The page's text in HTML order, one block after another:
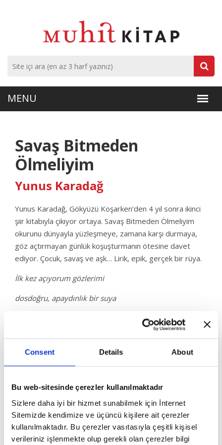
Consent Details About
Bu web-sitesinde çerezler kullanılmaktadır
Sizlere daha iyi bir hizmet sunabilmek için İnternet
Sitemizde kendimize ve üçüncü kişilere ait çerezler
kullanılmaktadır. Bu çerezler vasıtasıyla çeşitli kişisel
verileriniz işlenmekte olup gerekli olan çerezler bilgi
Savaş Bitmeden
Ölmeliyim
Yunus Karadağ
Yunus Karadağ, Gökyüzü Koşarken’den 4 yıl sonra ikinci
şiir kitabıyla çıkıyor ortaya. Savaş Bitmeden Ölmeliyim
okurunu dünyayla yüzleşmeye, zamana karşı durmaya,
göz açtırmayan günlük koşuşturmanın ötesine davet
ediyor. Çocuk, savaş ve aşk… Lirik, epik, gerçek bir rüya.
İlk kez açıyorum gözlerimi
dosdoğru, apaydınlık bir suya
kılıçlarım kınalı, telli duvaklı gemilerim